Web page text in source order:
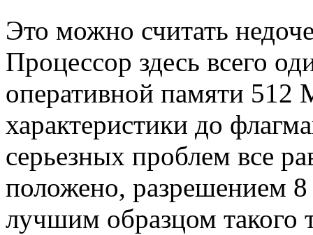
Это можно считать
Процессор здесь всего
оперативной памяти 512
характеристики до
серьезных проблем все
положено, разрешением
лучшим образцом такого